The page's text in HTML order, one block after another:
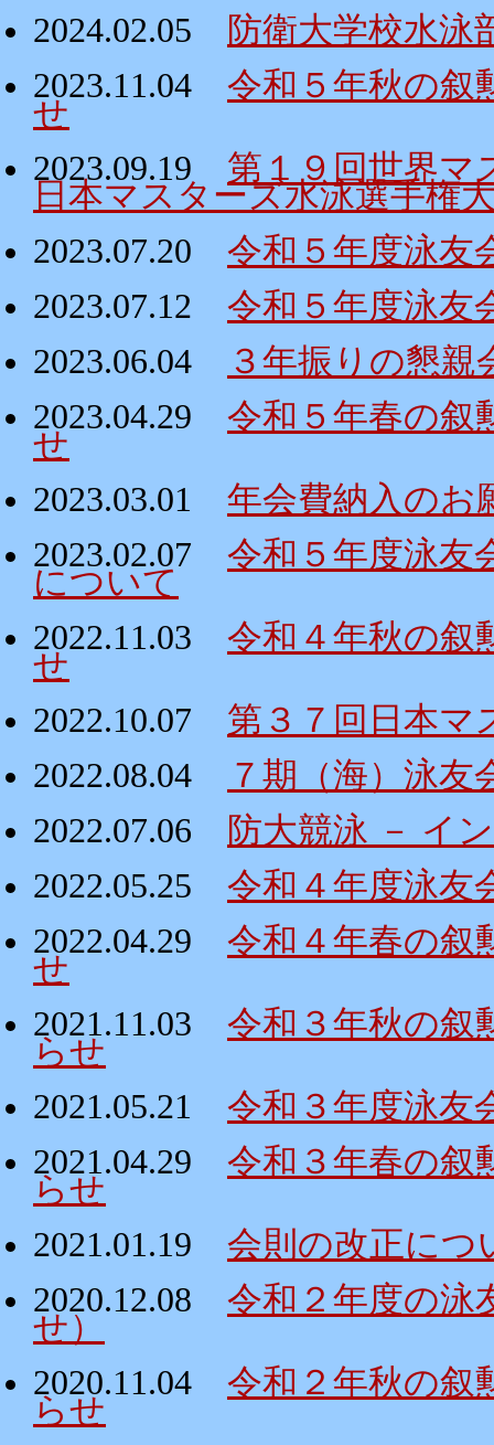
2024.02.05
防衛大学校水泳
2023.11.04
令和５年秋の叙
せ
2023.09.19
第１９回世界
日本マスターズ水泳選手権
2023.07.20
令和５年度泳友
2023.07.12
令和５年度泳友
2023.06.04
３年振りの懇親
2023.04.29
令和５年春の叙
せ
2023.03.01
年会費納入のお
2023.02.07
令和５年度泳友
について
2022.11.03
令和４年秋の叙
せ
2022.10.07
第３７回日本マ
2022.08.04
７期（海）泳友
2022.07.06
防大競泳 － イ
2022.05.25
令和４年度泳友
2022.04.29
令和４年春の叙
せ
2021.11.03
令和３年秋の叙
らせ
2021.05.21
令和３年度泳友
2021.04.29
令和３年春の叙
らせ
2021.01.19
会則の改正につ
2020.12.08
令和２年度の泳
せ）
2020.11.04
令和２年秋の叙
らせ